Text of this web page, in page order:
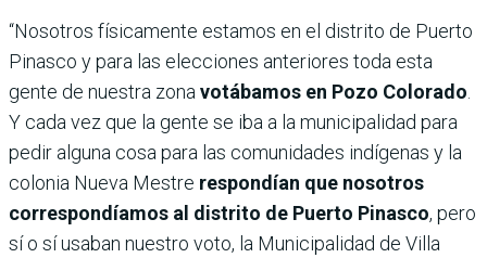
“Nosotros físicamente estamos en el distrito de Puerto
Pinasco y para las elecciones anteriores toda esta
gente de nuestra zona votábamos en Pozo Colorado
Y cada vez que la gente se iba a la municipalidad para
pedir alguna cosa para las comunidades indígenas y la
colonia Nueva Mestre respondían que nosotros
correspondíamos al distrito de Puerto Pinasco, pero
sí o sí usaban nuestro voto, la Municipalidad de Villa